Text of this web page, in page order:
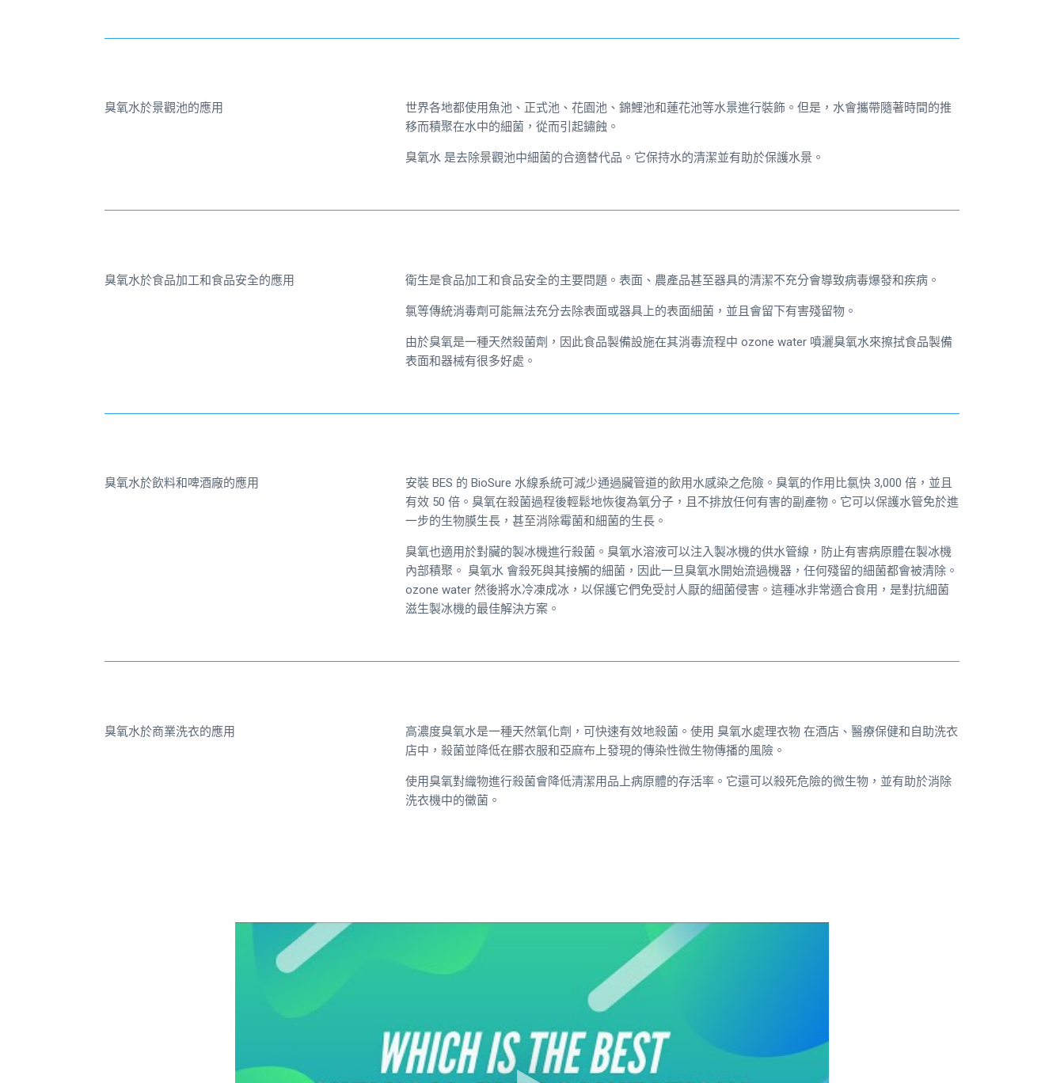
臭氧水於景觀池的應用
世界各地都使用魚池、正式池、花園池、錦鯉池和蓮花池等水景進行裝飾。但是，水會攜帶隨著時間的推
移而積聚在水中的細菌，從而引起鏽蝕。
臭氧水是去除景觀池中細菌的合適替代品。它保持水的清潔並有助於保護水景。
臭氧水於食品加工和食品安全的應用 衛生是食品加工和食品安全的主要問題。表面、農產品甚至器具的清潔不充分會導致病毒爆發和疾病。
氯等傳統消毒劑可能無法充分去除表面或器具上的表面細菌，並且會留下有害殘留物。
由於臭氧是一種天然殺菌劑，因此食品製備設施在其消毒流程中 ozone water噴灑臭氧水來擦拭食品製備
表面和器械有很多好處。
臭氧水於飲料和啤酒廠的應用
安裝 BES 的 BioSure 水線系統可減少通過臟管道的飲用水感染之危險。臭氧的作用比氯快 3,000 倍，並且
有效 50 倍。臭氧在殺菌過程後輕鬆地恢復為氧分子，且不排放任何有害的副產物。它可以保護水管免於進
一步的生物膜生長，甚至消除霉菌和細菌的生長。
臭氧也適用於對臟的製冰機進行殺菌。臭氧水溶液可以注入製冰機的供水管線，防止有害病原體在製冰機
內部積聚。 臭氧水會殺死與其接觸的細菌，因此一旦臭氧水開始流過機器，任何殘留的細菌都會被清除。
ozone water然後將水冷凍成冰，以保護它們免受討人厭的細菌侵害。這種冰非常適合食用，是對抗細菌
滋生製冰機的最佳解決方案。
臭氧水於商業洗衣的應用 高濃度臭氧水是一種天然氧化劑，可快速有效地殺菌。使用 臭氧水處理衣物在酒店、醫療保健和自助洗衣
店中，殺菌並降低在髒衣服和亞麻布上發現的傳染性微生物傳播的風險。
使用臭氧對織物進行殺菌會降低清潔用品上病原體的存活率。它還可以殺死危險的微生物，並有助於消除
洗衣機中的黴菌。